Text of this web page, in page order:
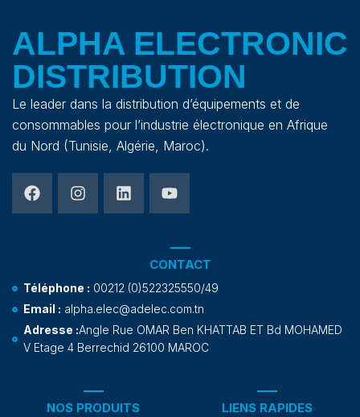
ALPHA ELECTRONIC
DISTRIBUTION
Le leader dans la distribution d’équipements et de
consommables pour l’industrie électronique en Afrique
du Nord (Tunisie, Algérie, Maroc).
NOS PRODUITS LIENS RAPIDES
CONTACT
Téléphone : 00212 (0)522325550/49
Email : alpha.elec@adelec.com.tn
Adresse :Angle Rue OMAR Ben KHATTAB ET Bd MOHAMED
V Etage 4 Berrechid 26100 MAROC